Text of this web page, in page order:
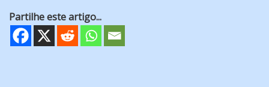
Partilhe este artigo...